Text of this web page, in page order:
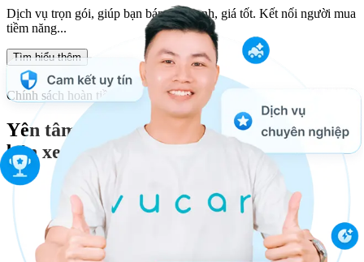
Dịch vụ trọn gói, giúp bạn bán xe nhanh, giá tốt. Kết nối người mua
tiềm năng...
Tìm hiểu thêm
Chính sách hoàn tiền
Yên tâm
bán xe